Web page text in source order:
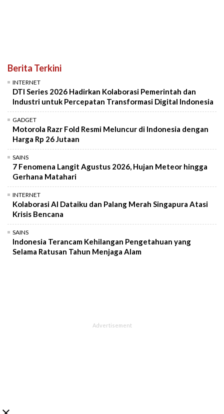
Berita Terkini
INTERNET
DTI Series 2026 Hadirkan Kolaborasi Pemerintah dan
Industri untuk Percepatan Transformasi Digital Indonesia
GADGET
Motorola Razr Fold Resmi Meluncur di Indonesia dengan
Harga Rp 26 Jutaan
SAINS
7 Fenomena Langit Agustus 2026, Hujan Meteor hingga
Gerhana Matahari
INTERNET
Kolaborasi AI Dataiku dan Palang Merah Singapura Atasi
Krisis Bencana
SAINS
Indonesia Terancam Kehilangan Pengetahuan yang
Selama Ratusan Tahun Menjaga Alam